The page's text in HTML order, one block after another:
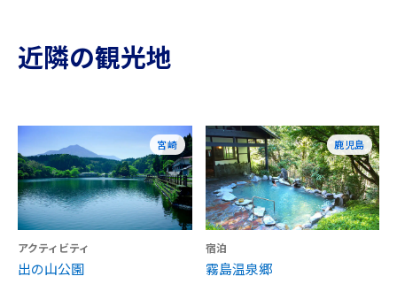
近隣の観光地
宮崎
アクティビティ
出の山公園
鹿児島
宿泊
霧島温泉郷